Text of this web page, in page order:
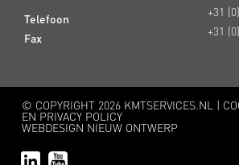
Telefoon
Fax
+31
+31
© COPYRIGHT 2026 KMTSERVICES.NL |
EN PRIVACY POLICY
WEBDESIGN NIEUW ONTWERP